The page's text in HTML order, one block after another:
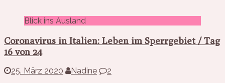
Blick ins Ausland
Coronavirus in Italien: Leben im Sperrgebiet / Tag
16 von 24
25. März 2020 Nadine
2